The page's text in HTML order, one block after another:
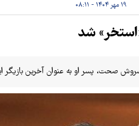
۱۹ مهر ۱۴۰۴ - ۰۸:۱۱
شد
سروش صحت، پسر او به عنوان آخرین